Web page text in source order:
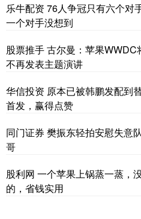
乐牛配资 76人争冠只有六个对
一个对手没想到
股票推手 古尔曼：苹果WWDC
不再发表主题演讲
华信投资 原本已被韩鹏发配到
首发，赢得点赞
同门证券 樊振东轻拍安慰失意
哥
股利网 一个苹果上锅蒸一蒸，
的，省钱实用